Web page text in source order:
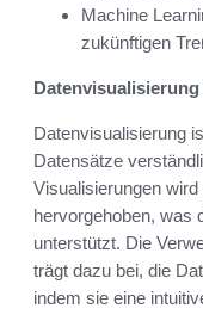
Machine
zukünftigen
Datenvisualisierung
Datenvisualisierung
Datensätze
Visualisierungen
hervorgehoben, was
unterstützt. Die
trägt dazu bei, die
indem sie eine